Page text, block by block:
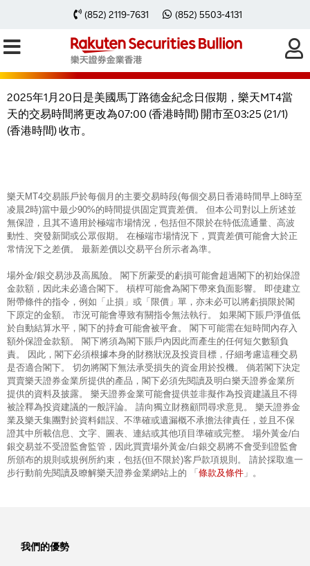
(852) 2119-7631 (852) 5503-4131
2025年1月20日樂天MT4交易時間因
美國馬丁路德金紀念日假期有所轉變
2025年1月20日是美國馬丁路德金紀念日假期，樂天MT4當
天的交易時間將更改為07:00 (香港時間) 開市至03:25 (21/1)
(香港時間) 收市。
樂天MT4交易賬戶於每個月的主要交易時段(每個交易日香港時間早上8時至
凌晨2時)當中最少90%的時間提供固定買賣差價。 但本公司對以上所述並
無保證，且其不適用於極端市場情況，包括但不限於在特低流通量、高波
動性、突發新聞或公眾假期。 在極端市場情況下，買賣差價可能會大於正
常情況下之差價。 最新差價以交易平台所示者為準。
場外金/銀交易涉及高風險。 閣下所蒙受的虧損可能會超過閣下的初始保證
金款額，因此未必適合閣下。 槓桿可能會為閣下帶來負面影響。 即使建立
附帶條件的指令，例如「止損」或「限價」單，亦未必可以將虧損限於閣
下原定的金額。 市況可能會導致有關指令無法執行。 如果閣下賬戶淨值低
於自動結算水平，閣下的持倉可能會被平倉。 閣下可能需在短時間內存入
額外保證金款額。 閣下將須為閣下賬戶內因此而產生的任何短欠數額負
責。 因此，閣下必須根據本身的財務狀況及投資目標，仔細考慮這種交易
是否適合閣下。 切勿將閣下無法承受損失的資金用於投機。 倘若閣下決定
買賣樂天證券金業所提供的產品，閣下必須先閱讀及明白樂天證券金業所
提供的資料及披露。 樂天證券金業可能會提供並非擬作為投資建議且不得
被詮釋為投資建議的一般評論。 請向獨立財務顧問尋求意見。 樂天證券金
業及樂天集團對於資料錯誤、不準確或遺漏概不承擔法律責任，並且不保
證其中所載信息、文字、圖表、連結或其他項目準確或完整。 場外黃金/白
銀交易並不受證監會監管，因此買賣場外黃金/白銀交易將不會受到證監會
所頒布的規則或規例所約束，包括(但不限於)客戶款項規則。 請於採取進一
步行動前先閱讀及瞭解樂天證券金業網站上的 「 條款及條件 」。
我們的優勢